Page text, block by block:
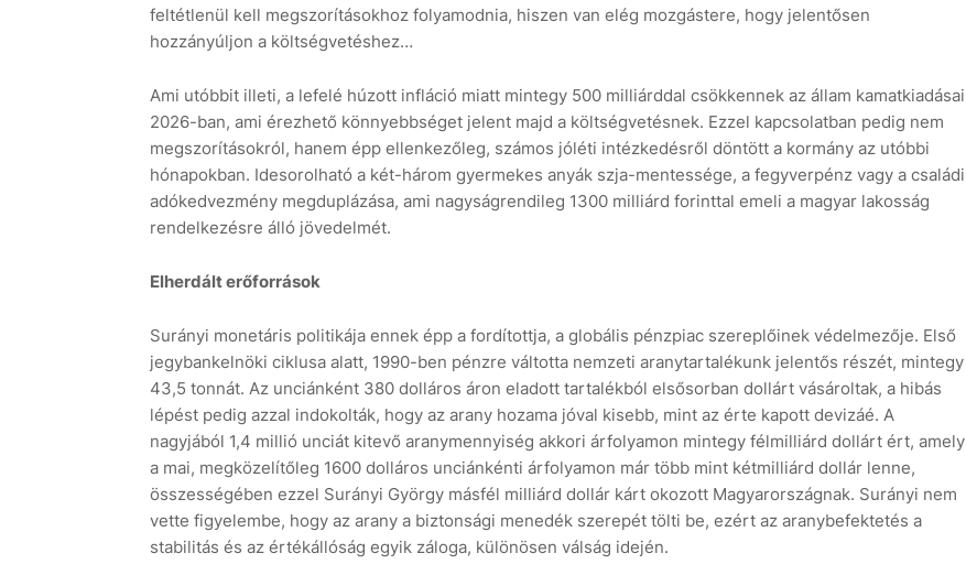
feltétlenül kell megszorításokhoz folyamodnia, hiszen van elég mozgástere, hogy jelentősen
hozzányúljon a költségvetéshez…
Ami utóbbit illeti, a lefelé húzott infláció miatt mintegy 500 milliárddal csökkennek az állam kamatkiadásai
2026-ban, ami érezhető könnyebbséget jelent majd a költségvetésnek. Ezzel kapcsolatban pedig nem
megszorításokról, hanem épp ellenkezőleg, számos jóléti intézkedésről döntött a kormány az utóbbi
hónapokban. Idesorolható a két-három gyermekes anyák szja-mentessége, a fegyverpénz vagy a családi
adókedvezmény megduplázása, ami nagyságrendileg 1300 milliárd forinttal emeli a magyar lakosság
rendelkezésre álló jövedelmét.
Elherdált erőforrások
Surányi monetáris politikája ennek épp a fordítottja, a globális pénzpiac szereplőinek védelmezője. Első
jegybankelnöki ciklusa alatt, 1990-ben pénzre váltotta nemzeti aranytartalékunk jelentős részét, mintegy
43,5 tonnát. Az unciánként 380 dolláros áron eladott tartalékból elsősorban dollárt vásároltak, a hibás
lépést pedig azzal indokolták, hogy az arany hozama jóval kisebb, mint az érte kapott devizáé. A
nagyjából 1,4 millió unciát kitevő aranymennyiség akkori árfolyamon mintegy félmilliárd dollárt ért, amely
a mai, megközelítőleg 1600 dolláros unciánkénti árfolyamon már több mint kétmilliárd dollár lenne,
összességében ezzel Surányi György másfél milliárd dollár kárt okozott Magyarországnak. Surányi nem
vette figyelembe, hogy az arany a biztonsági menedék szerepét tölti be, ezért az aranybefektetés a
stabilitás és az értékállóság egyik záloga, különösen válság idején.